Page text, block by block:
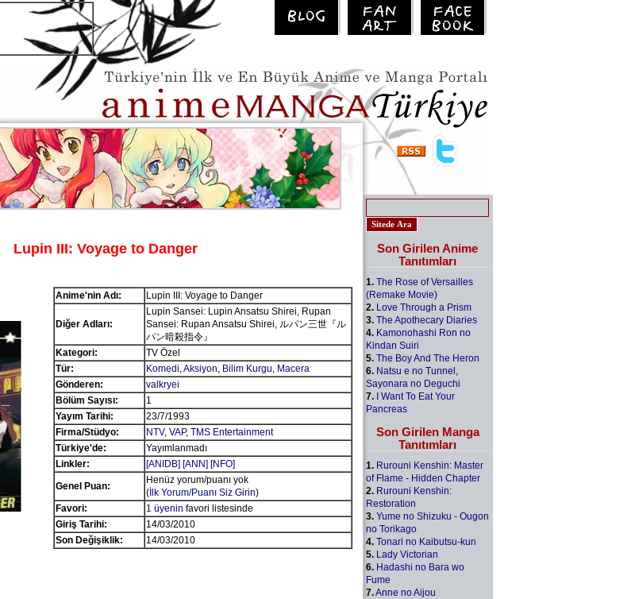
Lupin III: Voyage to Danger
Anime'nin Adı: Lupin III: Voyage to Danger
Diğer Adları:
Lupin Sansei: Lupin Ansatsu Shirei, Rupan
Sansei: Rupan Ansatsu Shirei, ルパン三世『ル
パン暗殺指令』
Kategori:
TV Özel
Tür:
Komedi,Aksiyon, Bilim Kurgu, Macera
Gönderen:
valkryei
Bölüm Sayısı:
1
Yayım Tarihi:
23/7/1993
Firma/Stüdyo:
NTV, VAP, TMS Entertainment
Türkiye'de:
Yayımlanmadı
Linkler:
[ANIDB] [ANN] [NFO]
Genel Puan:
Henüz yorum/puanı yok
(İlk Yorum/Puanı Siz Girin)
Favori:
1 üyenin favori listesinde
Giriş Tarihi:
14/03/2010
Son Değişiklik:
14/03/2010
Son Girilen Anime
Tanıtımları
1. The Rose of Versailles
(Remake Movie)
2. Love Through a Prism
3. The Apothecary Diaries
4. Kamonohashi Ron no
Kindan Suiri
5. The Boy And The Heron
6. Natsu e no Tunnel,
Sayonara no Deguchi
7. I Want To Eat Your
Pancreas
Son Girilen Manga
Tanıtımları
1. Rurouni Kenshin: Master
of Flame - Hidden Chapter
2. Rurouni Kenshin:
Restoration
3. Yume no Shizuku - Ougon
no Torikago
4. Tonari no Kaibutsu-kun
5. Lady Victorian
6. Hadashi no Bara wo
Fume
7.Anne no Aijou